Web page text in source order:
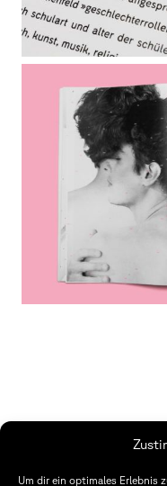
Um dir ein optimales Erlebnis